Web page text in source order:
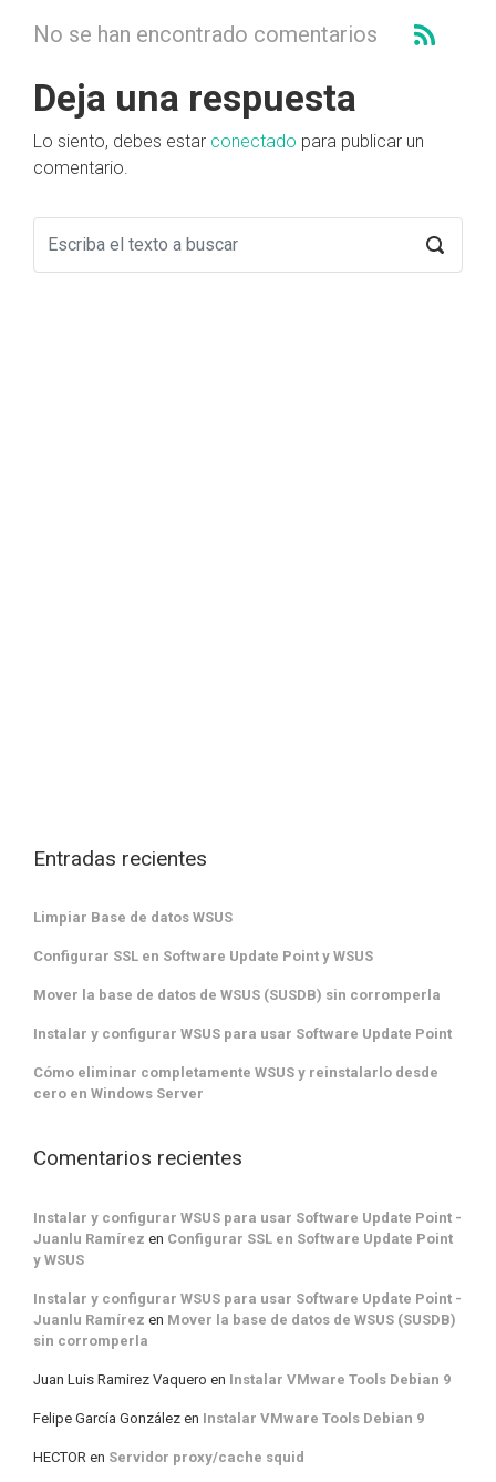
No se han encontrado comentarios
Deja una respuesta
Lo siento, debes estar conectado para publicar un
comentario.
Entradas recientes
Limpiar Base de datos WSUS
Configurar SSL en Software Update Point y WSUS
Mover la base de datos de WSUS (SUSDB) sin corromperla
Instalar y configurar WSUS para usar Software Update Point
Cómo eliminar completamente WSUS y reinstalarlo desde
cero en Windows Server
Comentarios recientes
Instalar y configurar WSUS para usar Software Update Point -
Juanlu Ramírez en Configurar SSL en Software Update Point
y WSUS
Instalar y configurar WSUS para usar Software Update Point -
Juanlu Ramírez en Mover la base de datos de WSUS (SUSDB)
sin corromperla
Juan Luis Ramirez Vaquero en Instalar VMware Tools Debian 9
Felipe García González en Instalar VMware Tools Debian 9
HECTOR en Servidor proxy/cache squid